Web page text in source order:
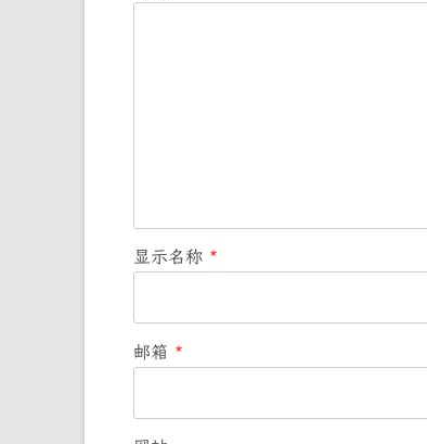
显示名称 *
邮箱 *